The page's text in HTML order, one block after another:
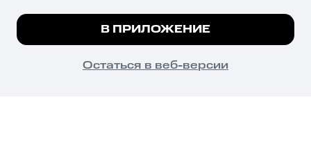
психотропных веществ, их аналогов причиняет вред здоровью,
их незаконный оборот запрещён и влечёт установленную
законодательством ответственность.
© 2026 ООО «КИОН».
Все права защищены
Мы используем куки, чтобы на сайте все
Подробнее
ПОНЯТНО
В ПРИЛОЖЕНИЕ
Остаться в веб-версии